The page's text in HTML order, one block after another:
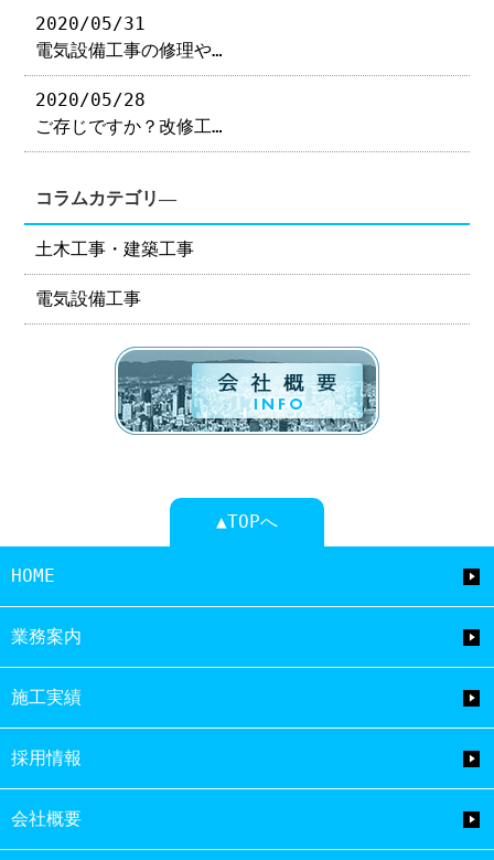
2020/05/31
電気設備工事の修理や…
2020/05/28
ご存じですか？改修工…
コラムカテゴリ―
土木工事・建築工事
電気設備工事
▲TOPへ
HOME
業務案内
施工実績
採用情報
会社概要